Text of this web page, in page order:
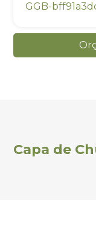
GGB-
Capa de